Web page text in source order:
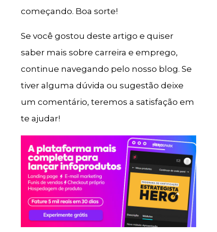
começando. Boa sorte!
Se você gostou deste artigo e quiser
saber mais sobre carreira e emprego,
continue navegando pelo nosso blog. Se
tiver alguma dúvida ou sugestão deixe
um comentário, teremos a satisfação em
te ajudar!